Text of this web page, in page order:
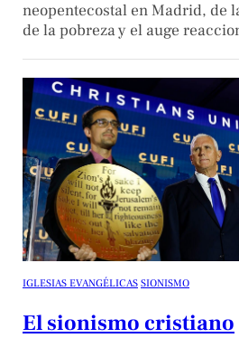
neopentecostal en Madrid, de
de la pobreza y el auge
IGLESIAS EVANGÉLICAS SIONISMO
El sionismo cristiano